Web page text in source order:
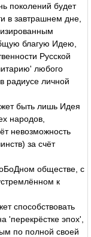
поколений будет
в завтрашнем дне,
благую Идею,
Русской
любого
радиусе личной
быть лишь Идея
народов,
невозможность
за счёт
обществе, с
к
способствовать
'перекрёстке эпох',
по полной своей